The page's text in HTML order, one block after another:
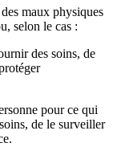
maux physiques
selon le cas :
des soins, de
pour ce qui
de le surveiller